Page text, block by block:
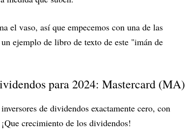
el vaso, así que empecemos con una de las
ejemplo de libro de texto de este "imán de
para 2024: Mastercard (MA)
de dividendos exactamente cero, con
crecimiento de los dividendos!